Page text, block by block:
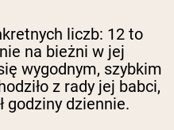
liczb: 12 to
na bieżni w jej
wygodnym, szybkim
z rady jej babci,
godziny dziennie.